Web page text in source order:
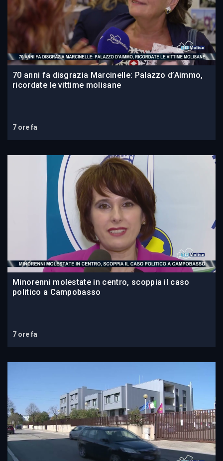
70 anni fa disgrazia Marcinelle: Palazzo d’Aimmo,
ricordate le vittime molisane
7 ore fa
Minorenni molestate in centro, scoppia il caso
politico a Campobasso
7 ore fa